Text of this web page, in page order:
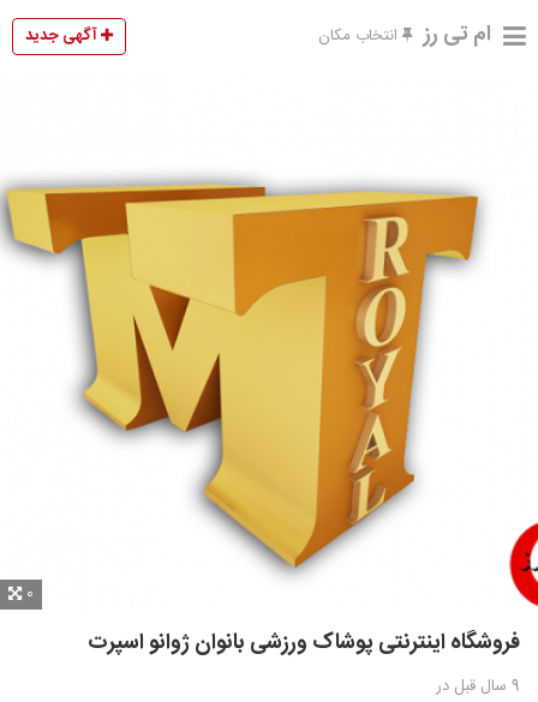
ام تی رز انتخاب مکان آگهی جدید
0
فروشگاه اینترنتی پوشاک ورزشی بانوان ژوانو اسپرت
9 سال قبل
در